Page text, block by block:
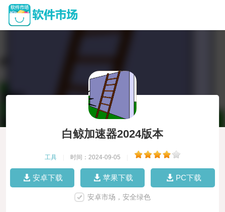
白鲸加速器2024版本
工具 时间：2024-09-05
安卓下载 苹果下载 PC下载
安卓市场，安全绿色